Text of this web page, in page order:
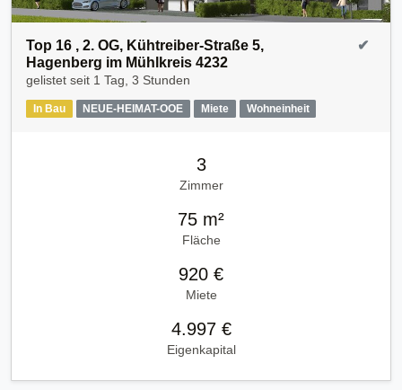
Top 16 , 2. OG, Kühtreiber-Straße 5,
Hagenberg im Mühlkreis 4232
gelistet seit 1 Tag, 3 Stunden
In Bau NEUE-HEIMAT-OOE Miete Wohneinheit
✔
3
Zimmer
75 m²
Fläche
920 €
Miete
4.997 €
Eigenkapital